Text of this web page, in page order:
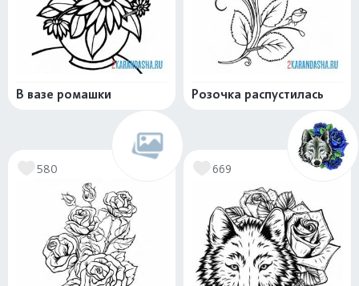
В вазе ромашки Розочка распустилась
580 669